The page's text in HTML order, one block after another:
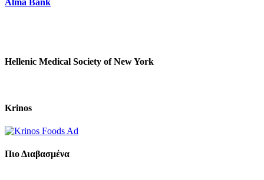
Hellenic Medical Society of New York
Krinos
Πιο Διαβασμένα